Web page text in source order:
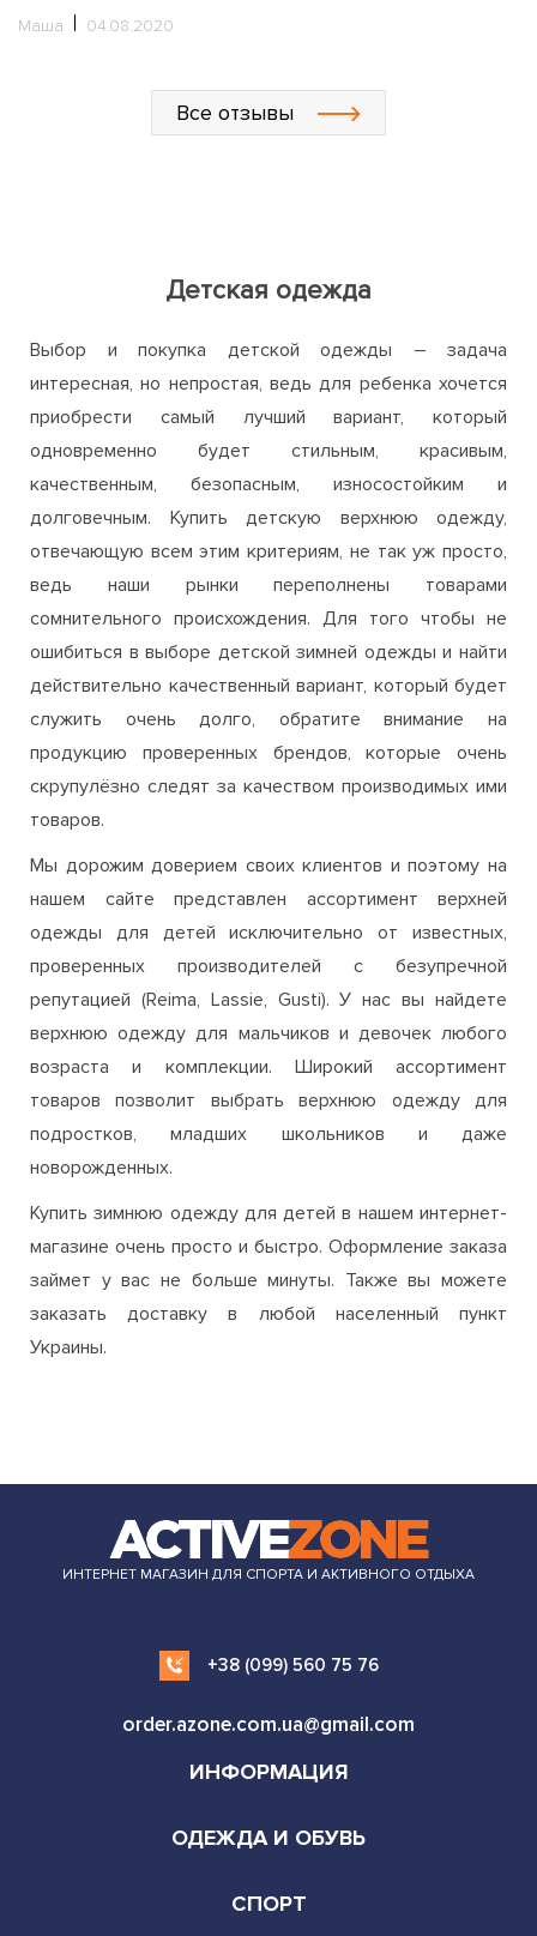
Маша 04.08.2020
Все отзывы
Детская одежда
Выбор и покупка детской одежды – задача
интересная, но непростая, ведь для ребенка хочется
приобрести самый лучший вариант, который
одновременно будет стильным, красивым,
качественным, безопасным, износостойким и
долговечным. Купить детскую верхнюю одежду,
отвечающую всем этим критериям, не так уж просто,
ведь наши рынки переполнены товарами
сомнительного происхождения. Для того чтобы не
ошибиться в выборе детской зимней одежды и найти
действительно качественный вариант, который будет
служить очень долго, обратите внимание на
продукцию проверенных брендов, которые очень
скрупулёзно следят за качеством производимых ими
товаров.
Мы дорожим доверием своих клиентов и поэтому на
нашем сайте представлен ассортимент верхней
одежды для детей исключительно от известных,
проверенных производителей с безупречной
репутацией (Reima, Lassie, Gusti). У нас вы найдете
верхнюю одежду для мальчиков и девочек любого
возраста и комплекции. Широкий ассортимент
товаров позволит выбрать верхнюю одежду для
подростков, младших школьников и даже
новорожденных.
Купить зимнюю одежду для детей в нашем интернет-
магазине очень просто и быстро. Оформление заказа
займет у вас не больше минуты. Также вы можете
заказать доставку в любой населенный пункт
Украины.
ИНТЕРНЕТ МАГАЗИН ДЛЯ СПОРТА И АКТИВНОГО ОТДЫХА
+38 (099) 560 75 76
order.azone.com.ua@gmail.com
ИНФОРМАЦИЯ
ОДЕЖДА И ОБУВЬ
СПОРТ